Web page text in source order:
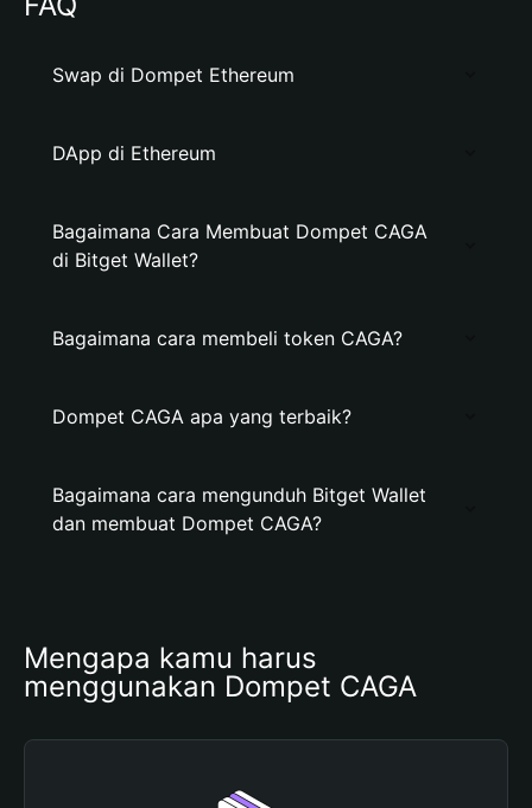
Swap di Dompet Ethereum
DApp di Ethereum
Bagaimana Cara Membuat Dompet CAGA
di Bitget Wallet?
Bagaimana cara membeli token CAGA?
Dompet CAGA apa yang terbaik?
Bagaimana cara mengunduh Bitget Wallet
dan membuat Dompet CAGA?
Mengapa kamu harus
menggunakan Dompet CAGA